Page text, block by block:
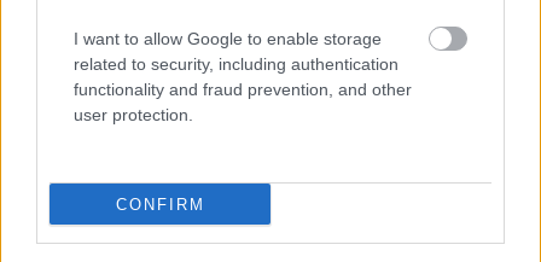
I want to allow Google to enable storage
related to security, including authentication
functionality and fraud prevention, and other
user protection.
CONFIRM
ZÁHRADA